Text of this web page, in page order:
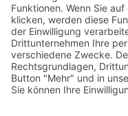
© 2026
Wir sind IhrOnline www für
Würtemberg,Bayern,
Westfalen
Thüringen Bremen
Vorpommern,